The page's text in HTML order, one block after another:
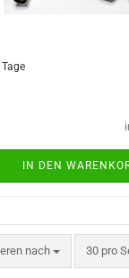
IN DEN
nach
nach 30 pro
pro Seite